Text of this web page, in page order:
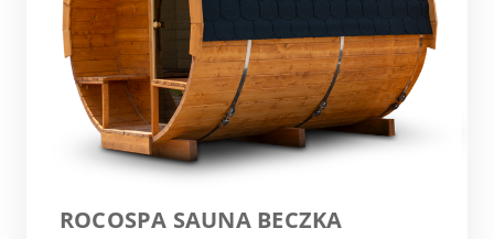
ROCOSPA SAUNA BECZKA